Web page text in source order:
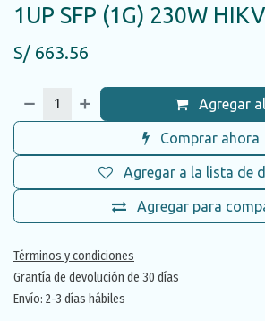
1UP SFP (1G) 230W
S/ 663.56
Agregar
Comprar ahora
Agregar para
Agregar a la lista de
Términos y condiciones
Grantía de devolución de 30 días
Envío: 2-3 días hábiles